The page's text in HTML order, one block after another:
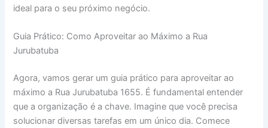
ideal para o seu próximo negócio.
Guia Prático: Como Aproveitar ao Máximo a Rua
Jurubatuba
Agora, vamos gerar um guia prático para aproveitar ao
máximo a Rua Jurubatuba 1655. É fundamental entender
que a organização é a chave. Imagine que você precisa
solucionar diversas tarefas em um único dia. Comece